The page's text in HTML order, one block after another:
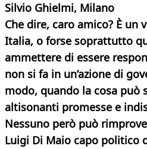
Silvio Ghielmi, Milano
Che dire, caro amico? È un
Italia, o forse soprattutto
ammettere di essere
non si fa in un’azione di
modo, quando la cosa può
altisonanti promesse e
Nessuno però può
Luigi Di Maio capo politico